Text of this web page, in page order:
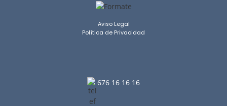
Aviso Legal
Política de Privacidad
676 16 16 16